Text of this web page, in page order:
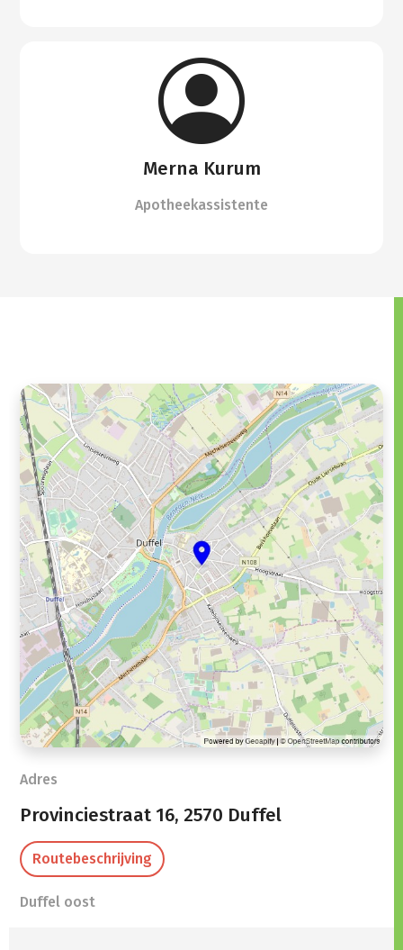
Merna Kurum
Apotheekassistente
Adres
Provinciestraat 16, 2570 Duffel
Routebeschrijving
Duffel oost